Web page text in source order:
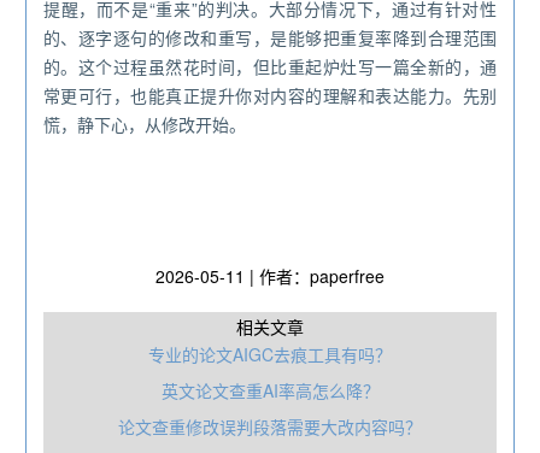
提醒，而不是“重来”的判决。大部分情况下，通过有针对性
的、逐字逐句的修改和重写，是能够把重复率降到合理范围
的。这个过程虽然花时间，但比重起炉灶写一篇全新的，通
常更可行，也能真正提升你对内容的理解和表达能力。先别
慌，静下心，从修改开始。
2026-05-11 | 作者：paperfree
相关文章
专业的论文AIGC去痕工具有吗？
英文论文查重AI率高怎么降？
论文查重修改误判段落需要大改内容吗？